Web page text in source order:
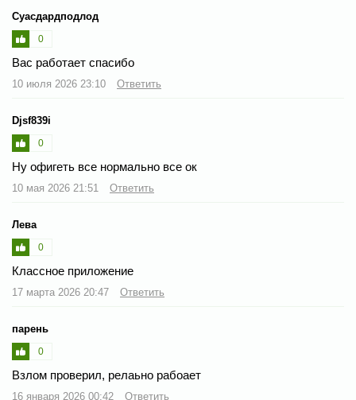
Суасдардподлод
0
Вас работает спасибо
10 июля 2026 23:10 Ответить
Djsf839i
0
Ну офигеть все нормально все ок
10 мая 2026 21:51 Ответить
Лева
0
Классное приложение
17 марта 2026 20:47 Ответить
парень
0
Взлом проверил, релаьно рабоает
16 января 2026 00:42 Ответить